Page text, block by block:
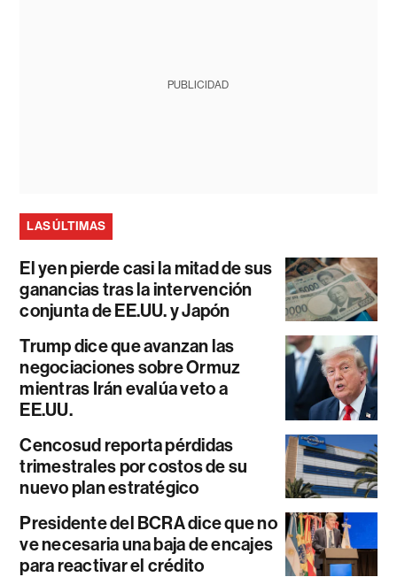
PUBLICIDAD
LAS ÚLTIMAS
El yen pierde casi la mitad de sus
ganancias tras la intervención
conjunta de EE.UU. y Japón
Trump dice que avanzan las
negociaciones sobre Ormuz
mientras Irán evalúa veto a
EE.UU.
Cencosud reporta pérdidas
trimestrales por costos de su
nuevo plan estratégico
Presidente del BCRA dice que no
ve necesaria una baja de encajes
para reactivar el crédito